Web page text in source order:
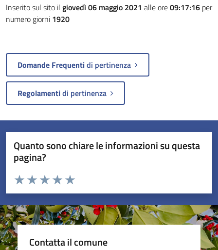
Inserito sul sito il giovedì 06 maggio 2021 alle ore09:17:16 per
numero giorni 1920
Domande Frequentidi pertinenza
Regolamentidi pertinenza
Quanto sono chiare le informazioni su questa
pagina?
Valuta da 1 a 5 stelle la pagina
Valuta 5 stelle su 5
Valuta 4 stelle su 5
Valuta 3 stelle su 5
Valuta 2 stelle su 5
Valuta 1 stelle su 5
Contatta il comune